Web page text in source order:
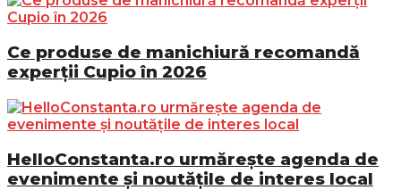
Ce produse de manichiură recomandă
experții Cupio în 2026
HelloConstanta.ro urmărește agenda de
evenimente și noutățile de interes local